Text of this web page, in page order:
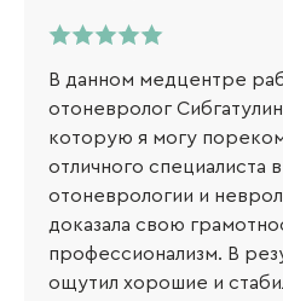
В данном медцентре
отоневролог
которую я могу
отличного специалиста
отоневрологии и
доказала свою
профессионализм. В
ощутил хорошие и